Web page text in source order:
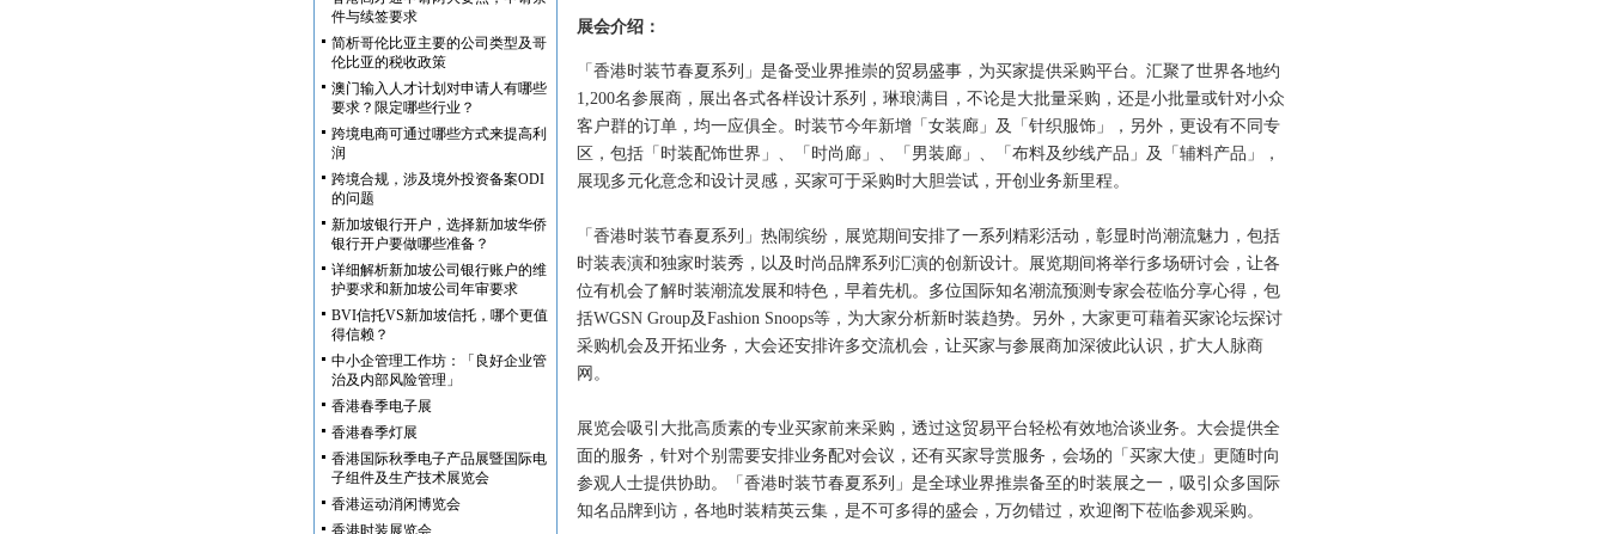
件与续签要求
简析哥伦比亚主要的公司类型及哥
伦比亚的税收政策
澳门输入人才计划对申请人有哪些
要求？限定哪些行业？
跨境电商可通过哪些方式来提高利
润
跨境合规，涉及境外投资备案ODI
的问题
新加坡银行开户，选择新加坡华侨
银行开户要做哪些准备？
详细解析新加坡公司银行账户的维
护要求和新加坡公司年审要求
BVI信托VS新加坡信托，哪个更值
得信赖？
中小企管理工作坊：「良好企业管
治及内部风险管理」
香港春季电子展
香港春季灯展
香港国际秋季电子产品展暨国际电
子组件及生产技术展览会
香港运动消闲博览会
香港时装展览会
展会介绍：
「香港时装节春夏系列」是备受业界推崇的贸易盛事，为买家提供采购平台。汇聚了世界各地约
1,200名参展商，展出各式各样设计系列，琳琅满目，不论是大批量采购，还是小批量或针对小众
客户群的订单，均一应俱全。时装节今年新增「女装廊」及「针织服饰」，另外，更设有不同专
区，包括「时装配饰世界」、「时尚廊」、「男装廊」、「布料及纱线产品」及「辅料产品」，
展现多元化意念和设计灵感，买家可于采购时大胆尝试，开创业务新里程。
「香港时装节春夏系列」热闹缤纷，展览期间安排了一系列精彩活动，彰显时尚潮流魅力，包括
时装表演和独家时装秀，以及时尚品牌系列汇演的创新设计。展览期间将举行多场研讨会，让各
位有机会了解时装潮流发展和特色，早着先机。多位国际知名潮流预测专家会莅临分享心得，包
括WGSN Group及Fashion Snoops等，为大家分析新时装趋势。另外，大家更可藉着买家论坛探讨
采购机会及开拓业务，大会还安排许多交流机会，让买家与参展商加深彼此认识，扩大人脉商
网。
展览会吸引大批高质素的专业买家前来采购，透过这贸易平台轻松有效地洽谈业务。大会提供全
面的服务，针对个别需要安排业务配对会议，还有买家导赏服务，会场的「买家大使」更随时向
参观人士提供协助。「香港时装节春夏系列」是全球业界推祟备至的时装展之一，吸引众多国际
知名品牌到访，各地时装精英云集，是不可多得的盛会，万勿错过，欢迎阁下莅临参观采购。